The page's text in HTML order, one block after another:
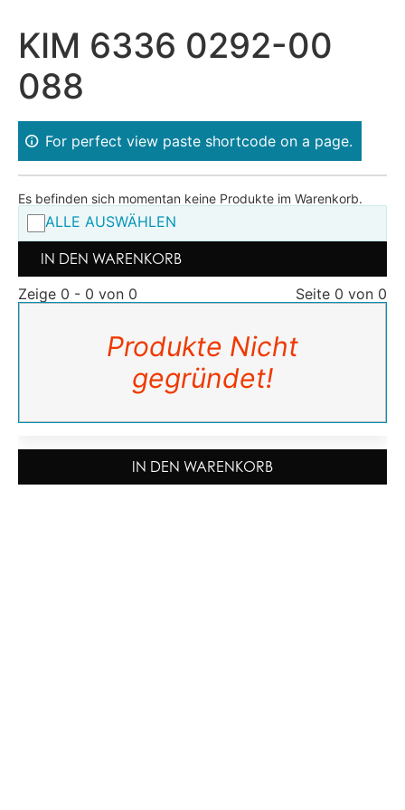
KIM 6336 0292-00
088
For perfect view paste shortcode on a page.
Es befinden sich momentan keine Produkte im Warenkorb.
ALLE AUSWÄHLEN
IN DEN WARENKORB
Zeige 0 - 0 von 0
Seite 0 von 0
Produkte Nicht
gegründet!
IN DEN WARENKORB